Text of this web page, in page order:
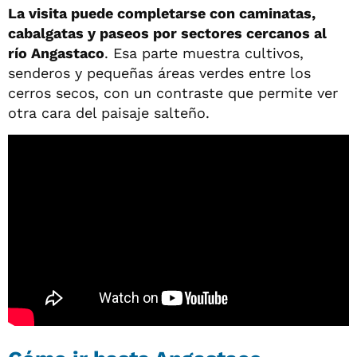
La visita puede completarse con caminatas,
cabalgatas y paseos por sectores cercanos al
río Angastaco. Esa parte muestra cultivos,
senderos y pequeñas áreas verdes entre los
cerros secos, con un contraste que permite ver
otra cara del paisaje salteño.